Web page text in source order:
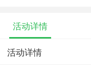
活动详情
活动详情